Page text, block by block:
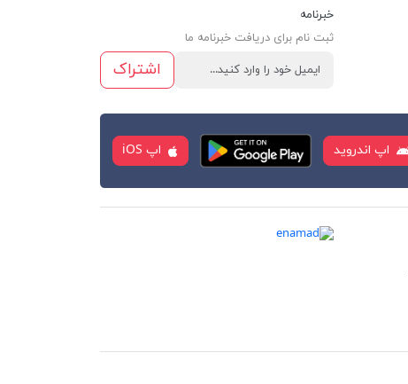
خبرنامه
ثبت نام برای دریافت خبرنامه ما
اشتراک
اپ اندروید اپ iOS